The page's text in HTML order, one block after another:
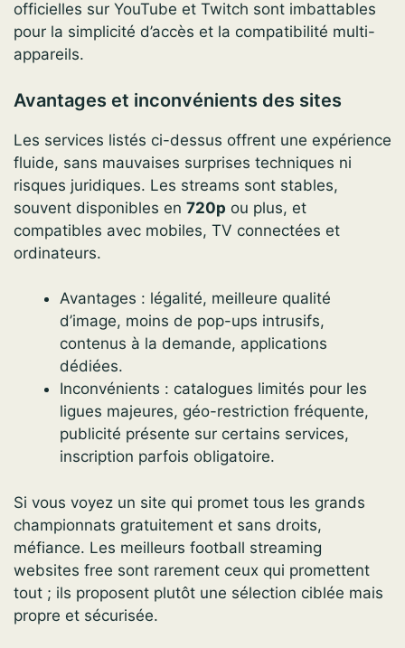
officielles sur YouTube et Twitch sont imbattables
pour la simplicité d’accès et la compatibilité multi-
appareils.
Avantages et inconvénients des sites
Les services listés ci-dessus offrent une expérience
fluide, sans mauvaises surprises techniques ni
risques juridiques. Les streams sont stables,
souvent disponibles en 720p ou plus, et
compatibles avec mobiles, TV connectées et
ordinateurs.
Avantages : légalité, meilleure qualité
d’image, moins de pop-ups intrusifs,
contenus à la demande, applications
dédiées.
Inconvénients : catalogues limités pour les
ligues majeures, géo-restriction fréquente,
publicité présente sur certains services,
inscription parfois obligatoire.
Si vous voyez un site qui promet tous les grands
championnats gratuitement et sans droits,
méfiance. Les meilleurs football streaming
websites free sont rarement ceux qui promettent
tout ; ils proposent plutôt une sélection ciblée mais
propre et sécurisée.